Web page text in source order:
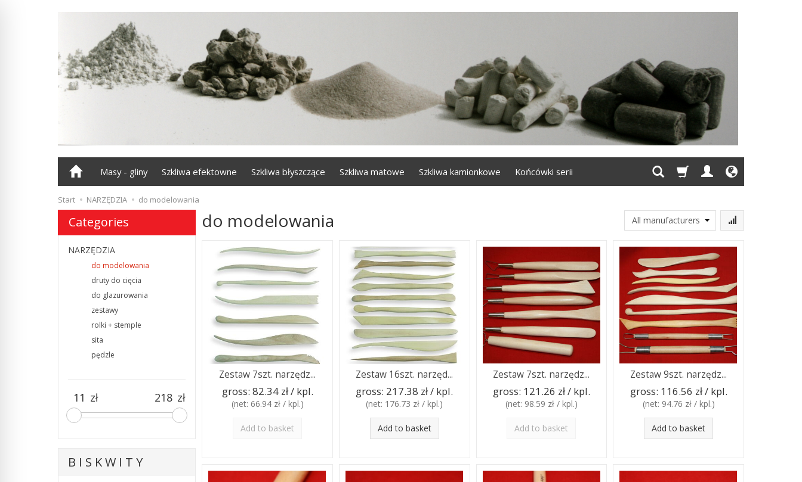
Masy - gliny Szkliwa efektowne Szkliwa błyszczące Szkliwa matowe Szkliwa kamionkowe Końcówki serii
Start NARZĘDZIA do modelowania
do modelowania
Zestaw 7szt. narzędz...
gross: 82.34 zł / kpl.
(net: 66.94 zł / kpl.)
Add to basket
Zestaw 16szt. narzęd...
gross: 217.38 zł / kpl.
(net: 176.73 zł / kpl.)
Add to basket
Zestaw 7szt. narzędz...
gross: 121.26 zł / kpl.
(net: 98.59 zł / kpl.)
Add to basket
Zestaw 9szt. narzędz...
gross: 116.56 zł / kpl.
(net: 94.76 zł / kpl.)
Add to basket
Categories
NARZĘDZIA
do modelowania
druty do cięcia
do glazurowania
zestawy
rolki + stemple
sita
pędzle
zł zł
B I S K W I T Y